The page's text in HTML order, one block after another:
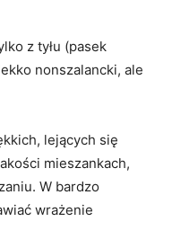
z tyłu (pasek
nonszalancki, ale
lejących się
mieszankach,
W bardzo
wrażenie